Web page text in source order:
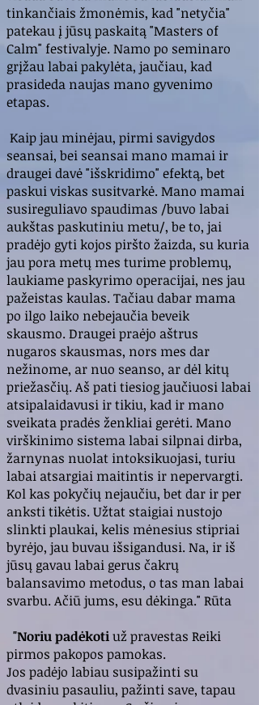
tinkančiais žmonėmis, kad "netyčia"
patekau į jūsų paskaitą "Masters of
Calm" festivalyje. Namo po seminaro
grįžau labai pakylėta, jaučiau, kad
prasideda naujas mano gyvenimo
etapas.
Kaip jau minėjau, pirmi savigydos
seansai, bei seansai mano mamai ir
draugei davė "išskridimo" efektą, bet
paskui viskas susitvarkė. Mano mamai
susireguliavo spaudimas /buvo labai
aukštas paskutiniu metu/, be to, jai
pradėjo gyti kojos piršto žaizda, su kuria
jau pora metų mes turime problemų,
laukiame paskyrimo operacijai, nes jau
pažeistas kaulas. Tačiau dabar mama
po ilgo laiko nebejaučia beveik
skausmo. Draugei praėjo aštrus
nugaros skausmas, nors mes dar
nežinome, ar nuo seanso, ar dėl kitų
priežasčių. Aš pati tiesiog jaučiuosi labai
atsipalaidavusi ir tikiu, kad ir mano
sveikata pradės ženkliai gerėti. Mano
virškinimo sistema labai silpnai dirba,
žarnynas nuolat intoksikuojasi, turiu
labai atsargiai maitintis ir nepervargti.
Kol kas pokyčių nejaučiu, bet dar ir per
anksti tikėtis. Užtat staigiai nustojo
slinkti plaukai, kelis mėnesius stipriai
byrėjo, jau buvau išsigandusi. Na, ir iš
jūsų gavau labai gerus čakrų
balansavimo metodus, o tas man labai
svarbu. Ačiū jums, esu dėkinga." Rūta
"Noriu padėkotiuž pravestas Reiki
pirmos pakopos pamokas.
Jos padėjo labiau susipažinti su
dvasiniu pasauliu, pažinti save, tapau